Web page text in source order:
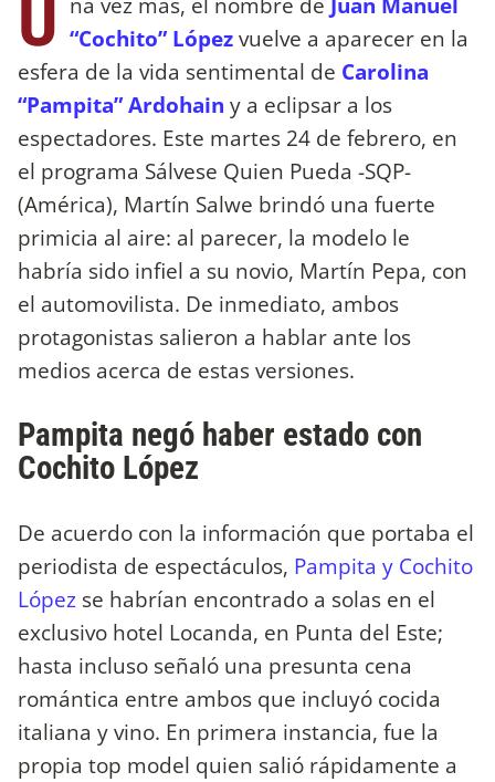
U “Cochito” Lópezvuelve a aparecer en la
esfera de la vida sentimental de Carolina
“Pampita” Ardohain y a eclipsar a los
espectadores. Este martes 24 de febrero, en
el programa Sálvese Quien Pueda -SQP-
(América), Martín Salwe brindó una fuerte
primicia al aire: al parecer, la modelo le
habría sido infiel a su novio, Martín Pepa, con
el automovilista. De inmediato, ambos
protagonistas salieron a hablar ante los
medios acerca de estas versiones.
Pampita negó haber estado con
Cochito López
De acuerdo con la información que portaba el
periodista de espectáculos, Pampita y Cochito
López se habrían encontrado a solas en el
exclusivo hotel Locanda, en Punta del Este;
hasta incluso señaló una presunta cena
romántica entre ambos que incluyó cocida
italiana y vino. En primera instancia, fue la
propia top model quien salió rápidamente a